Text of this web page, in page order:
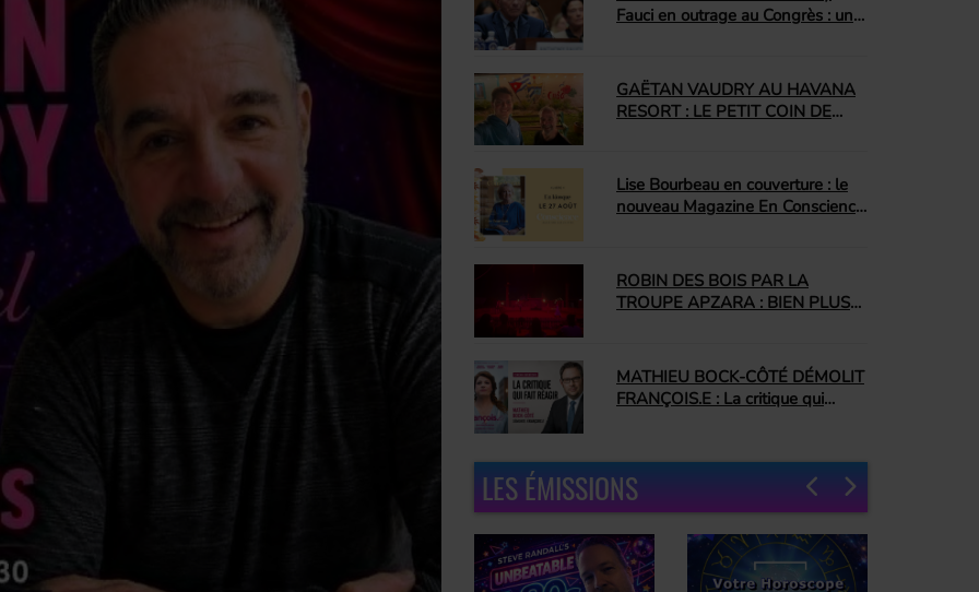
Fauci en outrage au Congrès : un
GAËTAN VAUDRY AU HAVANA
RESORT : LE PETIT COIN DE
Lise Bourbeau en couverture : le
nouveau Magazine En Conscience
ROBIN DES BOIS PAR LA
TROUPE APZARA : BIEN PLUS
MATHIEU BOCK-CÔTÉ DÉMOLIT
FRANÇOIS.E : La critique qui
LES ÉMISSIONS